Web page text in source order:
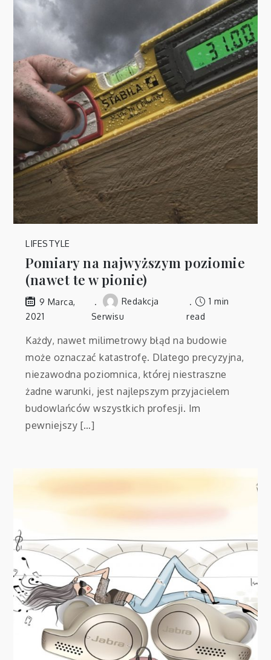
LIFESTYLE
Pomiary na najwyższym poziomie
(nawet te w pionie)
9 Marca,
2021
Redakcja
Serwisu
1 min
read
Każdy, nawet milimetrowy błąd na budowie
może oznaczać katastrofę. Dlatego precyzyjna,
niezawodna poziomnica, której niestraszne
żadne warunki, jest najlepszym przyjacielem
budowlańców wszystkich profesji. Im
pewniejszy […]